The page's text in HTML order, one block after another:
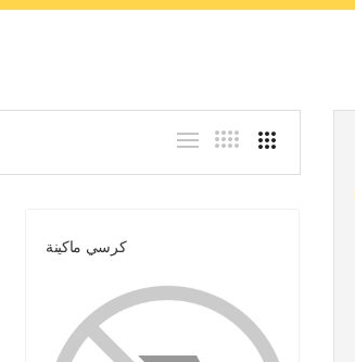
كرسي ماكينة